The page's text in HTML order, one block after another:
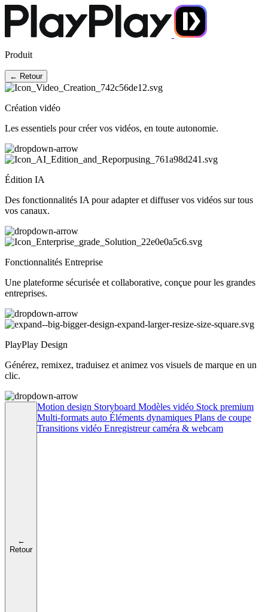
Produit
← Retour
Création vidéo
Les essentiels pour créer vos vidéos, en toute autonomie.
Édition IA
Des fonctionnalités IA pour adapter et diffuser vos vidéos sur tous
vos canaux.
Fonctionnalités Entreprise
Une plateforme sécurisée et collaborative, conçue pour les grandes
entreprises.
PlayPlay Design
Générez, remixez, traduisez et animez vos visuels de marque en un
clic.
←
Retour
Motion design Storyboard Modèles vidéo Stock premium
Multi-formats auto Éléments dynamiques Plans de coupe
Transitions vidéo Enregistreur caméra & webcam